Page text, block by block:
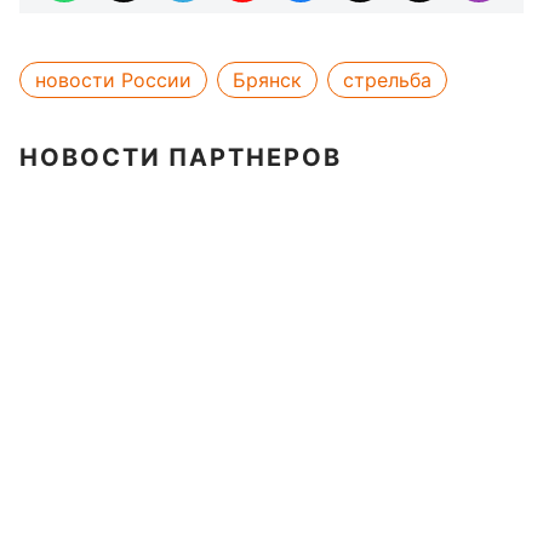
новости России Брянск стрельба
НОВОСТИ ПАРТНЕРОВ